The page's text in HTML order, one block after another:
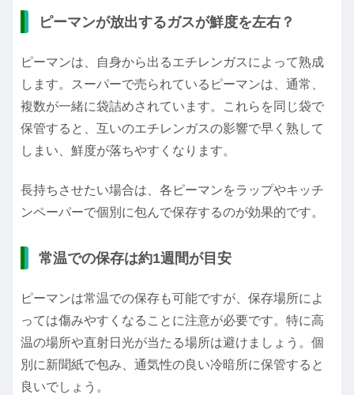
ピーマンが放出するガスが鮮度を左右？
ピーマンは、自身から出るエチレンガスによって熟成
します。スーパーで売られているピーマンは、通常、
複数が一緒に袋詰めされています。これらを同じ袋で
保管すると、互いのエチレンガスの影響で早く熟して
しまい、鮮度が落ちやすくなります。
長持ちさせたい場合は、各ピーマンをラップやキッチ
ンペーパーで個別に包んで保存するのが効果的です。
常温での保存は約1週間が目安
ピーマンは常温での保存も可能ですが、保存場所によ
っては傷みやすくなることに注意が必要です。特に高
温の場所や直射日光が当たる場所は避けましょう。個
別に新聞紙で包み、通気性の良い冷暗所に保管すると
良いでしょう。